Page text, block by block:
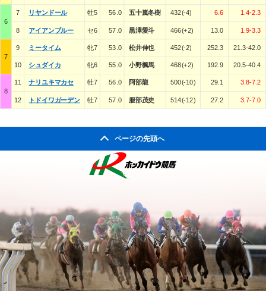
6
7 リヤンドール 牡5 56.0 五十嵐冬樹 432(-4) 6.6 1.4-2.3
8 アイアンブルー セ6 57.0 黒澤愛斗 466(+2) 13.0 1.9-3.3
7
9 ミータイム 牝7 53.0 松井伸也 452(-2) 252.3 21.3-42.0
10 シュダイカ 牝6 55.0 小野楓馬 468(+2) 192.9 20.5-40.4
8
11 ナリユキマカセ 牡7 56.0 阿部龍 500(-10) 29.1 3.8-7.2
12 トドイワガーデン 牡7 57.0 服部茂史 514(-12) 27.2 3.7-7.0
ページの先頭へ